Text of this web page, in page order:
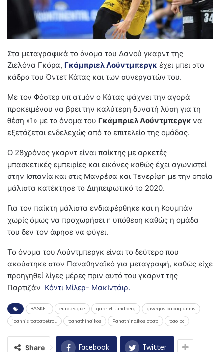
Στα μεταγραφικά το όνομα του Δανού γκαρντ της
Ζιελόνα Γκόρα, Γκάμπριελ Λούντμπεργκ έχει μπει στο
κάδρο του Όντετ Κάτας και των συνεργατών του.
Με τον Φόστερ υπ ατμόν ο Κάτας ψάχνει την αγορά
προκειμένου να βρει την καλύτερη δυνατή λύση για τη
θέση «1» με το όνομα του Γκάμπριελ Λούντμπεργκ να
εξετάζεται ενδελεχώς από το επιτελείο της ομάδας.
Ο 28χρόνος γκαρντ είναι παίκτης με αρκετές
μπασκετικές εμπειρίες και εικόνες καθώς έχει αγωνιστεί
στην Ισπανία και στις Μανρέσα και Τενερίφη με την οποία
μάλιστα κατέκτησε το Διηπειρωτικό το 2020.
Για τον παίκτη μάλιστα ενδιαφέρθηκε και η Κουμπάν
χωρίς όμως να προχωρήσει η υπόθεση καθώς η ομάδα
του δεν τον άφησε να φύγει.
Το όνομα του Λούντμπεργκ είναι το δεύτερο που
ακούστηκε στον Παναθηναϊκό για μεταγραφή, καθώς είχε
προηγηθεί λίγες μέρες πριν αυτό του γκαρντ της
Παρτιζάν Κόντι Μίλερ- ΜακΙντάιρ.
BASKET euroleague gabriel lundberg giwrgos papagiannis
ioannis papapetrou panathinaikos Panathinaikos opap pao bc
Share Facebook Twitter